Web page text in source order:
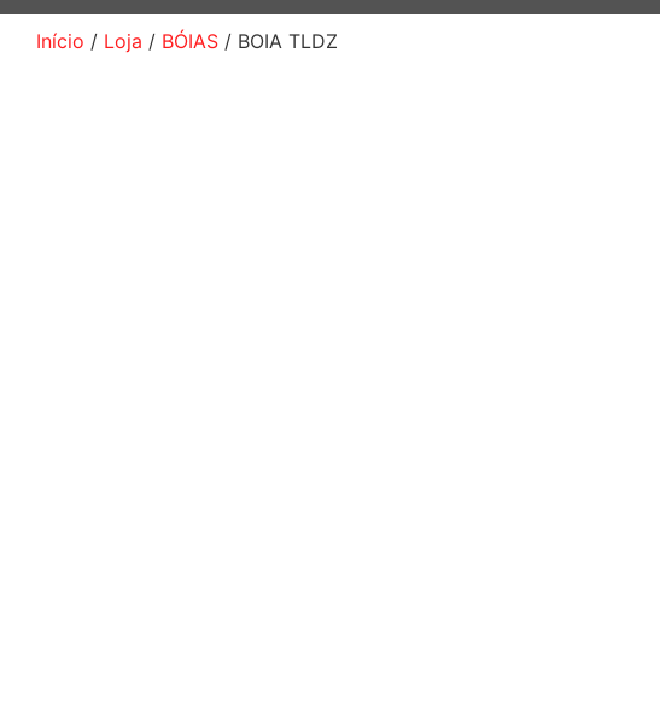
Início / Loja / BÓIAS / BOIA TLDZ